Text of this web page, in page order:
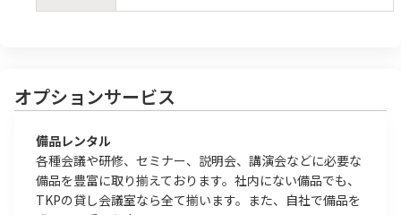
オプションサービス
備品レンタル
各種会議や研修、セミナー、説明会、講演会などに必要な
備品を豊富に取り揃えております。社内にない備品でも、
TKPの貸し会議室なら全て揃います。また、自社で備品を